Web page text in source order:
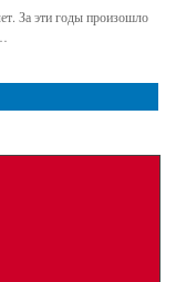
За эти годы произошло